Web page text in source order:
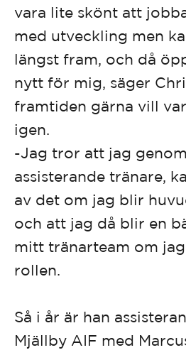
vara lite skönt att
med utveckling men
längst fram, och då
nytt för mig, säger
framtiden gärna vill
igen.
-Jag tror att jag
assisterande tränare,
av det om jag blir
och att jag då blir en
mitt tränarteam om
rollen.
Så i år är han
Mjällby AIF med
Bli HBK:s tolfte